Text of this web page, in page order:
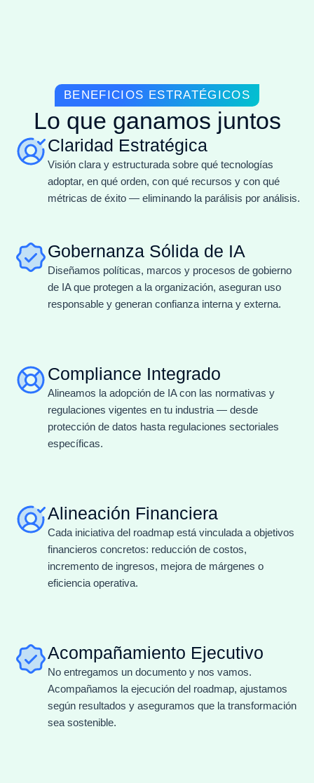
BENEFICIOS ESTRATÉGICOS
Lo que ganamos juntos
Claridad Estratégica
Visión clara y estructurada sobre qué tecnologías
adoptar, en qué orden, con qué recursos y con qué
métricas de éxito — eliminando la parálisis por análisis.
Gobernanza Sólida de IA
Diseñamos políticas, marcos y procesos de gobierno
de IA que protegen a la organización, aseguran uso
responsable y generan confianza interna y externa.
Compliance Integrado
Alineamos la adopción de IA con las normativas y
regulaciones vigentes en tu industria — desde
protección de datos hasta regulaciones sectoriales
específicas.
Alineación Financiera
Cada iniciativa del roadmap está vinculada a objetivos
financieros concretos: reducción de costos,
incremento de ingresos, mejora de márgenes o
eficiencia operativa.
Acompañamiento Ejecutivo
No entregamos un documento y nos vamos.
Acompañamos la ejecución del roadmap, ajustamos
según resultados y aseguramos que la transformación
sea sostenible.